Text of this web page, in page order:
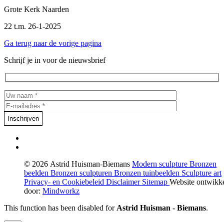
Grote Kerk Naarden
22 t.m. 26-1-2025
Ga terug naar de vorige pagina
Schrijf je in voor de nieuwsbrief
© 2026 Astrid Huisman-Biemans Modern sculpture Bronzen
beelden Bronzen sculpturen Bronzen tuinbeelden Sculpture art
Privacy- en Cookiebeleid Disclaimer Sitemap Website
door: Mindworkz
This function has been disabled forAstrid Huisman - Biemans.